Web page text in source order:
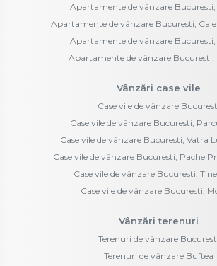
Apartamente de vânzare Bucuresti,
Apartamente de vânzare Bucuresti,
Apartamente de vânzare Bucuresti,
Apartamente de vânzare Bucuresti,
Vânzări case vile
Case vile de vânzare
Case vile de vânzare Bucuresti,
Case vile de vânzare Bucuresti, Vatra
Case vile de vânzare Bucuresti, Pache
Case vile de vânzare Bucuresti,
Case vile de vânzare Bucuresti,
Vânzări terenuri
Terenuri de vânzare
Terenuri de vânzare Buftea